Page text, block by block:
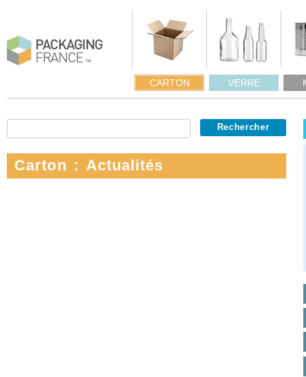
CARTON VERRE
Carton : Actualités